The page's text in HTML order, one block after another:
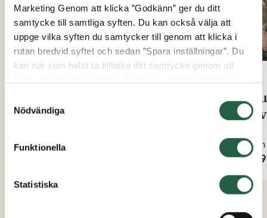
Marketing Genom att klicka ”Godkänn” ger du ditt
samtycke till samtliga syften. Du kan också välja att
uppge vilka syften du samtycker till genom att klicka i
rutan bredvid syftet och sedan ”Spara inställningar”. Du
kan när som helst ta tillbaka ditt samtycke genom att
använder kakor och andra tekniska lösningar och hur vi
Ta reda på mer om cookies Googles sekretesspolicy
Nödvändiga
Funktionella
Statistiska
199 kr Från
1